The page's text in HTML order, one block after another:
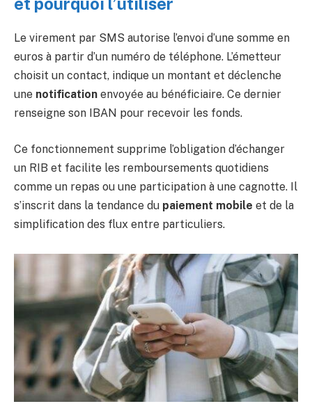
Le virement par SMS autorise l’envoi d’une somme en
euros à partir d’un numéro de téléphone. L’émetteur
choisit un contact, indique un montant et déclenche
une notification envoyée au bénéficiaire. Ce dernier
renseigne son IBAN pour recevoir les fonds.
Ce fonctionnement supprime l’obligation d’échanger
un RIB et facilite les remboursements quotidiens
comme un repas ou une participation à une cagnotte. Il
s’inscrit dans la tendance du paiement mobile et de la
simplification des flux entre particuliers.